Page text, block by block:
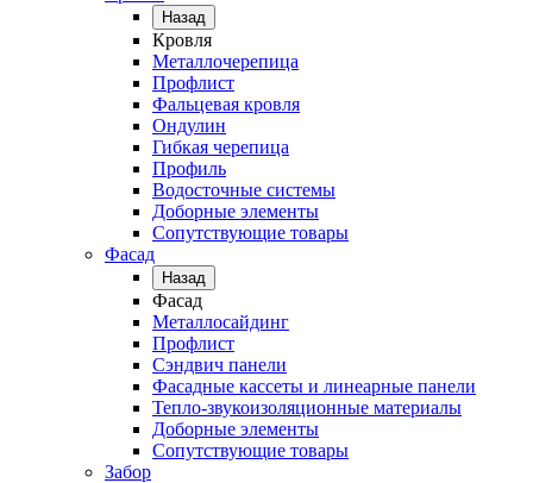
Назад
Кровля
Металлочерепица
Профлист
Фальцевая кровля
Ондулин
Гибкая черепица
Профиль
Водосточные системы
Доборные элементы
Сопутствующие товары
Фасад
Назад
Фасад
Металлосайдинг
Профлист
Сэндвич панели
Фасадные кассеты и линеарные панели
Тепло-звукоизоляционные материалы
Доборные элементы
Сопутствующие товары
Забор